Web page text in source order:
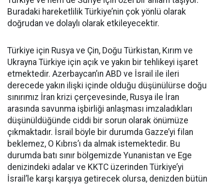
Buradaki hareketlilik Türkiye’nin çok yönlü olarak
doğrudan ve dolaylı olarak etkileyecektir.
Türkiye için Rusya ve Çin, Doğu Türkistan, Kırım ve
Ukrayna Türkiye için açık ve yakın bir tehlikeyi işaret
etmektedir. Azerbaycan’ın ABD ve İsrail ile ileri
derecede yakın ilişki içinde olduğu düşünülürse doğu
sınırımız İran krizi çerçevesinde, Rusya ile İran
arasında savunma işbirliği anlaşması imzaladıkları
düşünüldüğünde ciddi bir sorun olarak önümüze
çıkmaktadır. İsrail böyle bir durumda Gazze’yi filan
beklemez, O Kıbrıs’ı da almak istemektedir. Bu
durumda batı sınır bölgemizde Yunanistan ve Ege
denizindeki adalar ve KKTC üzerinden Türkiye’yi
İsrail’le karşı karşıya getirecek olursa, denizden bütün